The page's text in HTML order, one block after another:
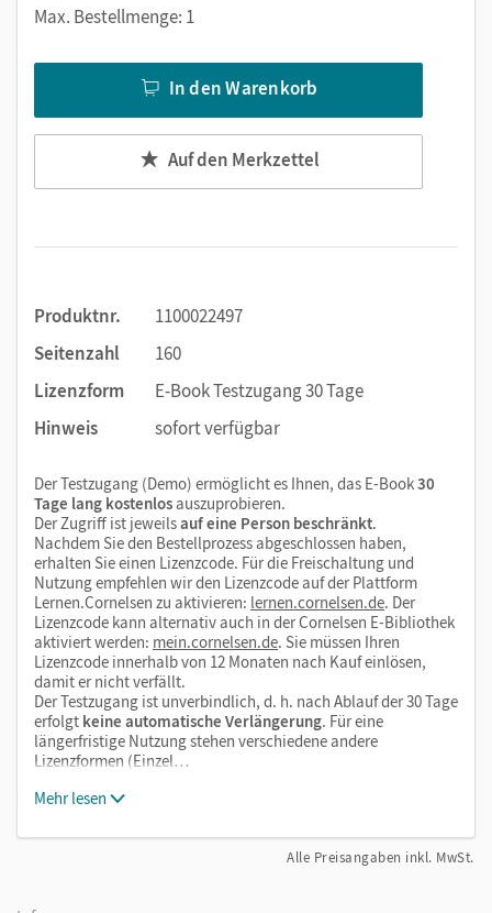
Markierungen setzen
Suchen im Text
Zoomen
Max. Bestellmenge: 1
In den Warenkorb
Auf den Merkzettel
Produktnr.
1100022497
Seitenzahl
160
Lizenzform
E-Book Testzugang 30 Tage
Hinweis
sofort verfügbar
Der Testzugang (Demo) ermöglicht es Ihnen, das E-Book30
Tage lang kostenlosauszuprobieren.
Der Zugriff ist jeweilsauf eine Person beschränkt.
Nachdem Sie den Bestellprozess abgeschlossen haben,
erhalten Sie einen Lizenzcode. Für die Freischaltung und
Nutzung empfehlen wir den Lizenzcode auf der Plattform
Lernen.Cornelsen zu aktivieren: lernen.cornelsen.de. Der
Lizenzcode kann alternativ auch in der Cornelsen E-Bibliothek
aktiviert werden: mein.cornelsen.de. Sie müssen Ihren
Lizenzcode innerhalb von 12 Monaten nach Kauf einlösen,
damit er nicht verfällt.
Der Testzugang ist unverbindlich, d. h. nach Ablauf der 30 Tage
erfolgt keine automatische Verlängerung. Für eine
längerfristige Nutzung stehen verschiedene andere
Lizenzformen (Einzel…
Mehr lesen
Alle Preisangaben inkl. MwSt.